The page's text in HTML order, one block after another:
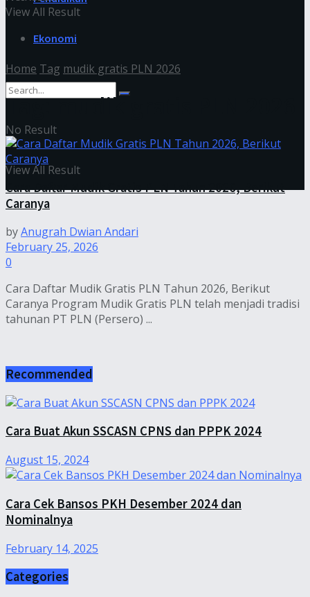
Ekonomi
No Result
View All Result
View All Result
Home Tag mudik gratis PLN 2026
Tag:mudik gratis PLN 2026
Cara Daftar Mudik Gratis PLN Tahun 2026, Berikut
Caranya
byAnugrah Dwian Andari
February 25, 2026
0
Cara Daftar Mudik Gratis PLN Tahun 2026, Berikut
Caranya Program Mudik Gratis PLN telah menjadi tradisi
tahunan PT PLN (Persero) ...
Recommended
Cara Buat Akun SSCASN CPNS dan PPPK 2024
August 15, 2024
Cara Cek Bansos PKH Desember 2024 dan
Nominalnya
February 14, 2025
Categories